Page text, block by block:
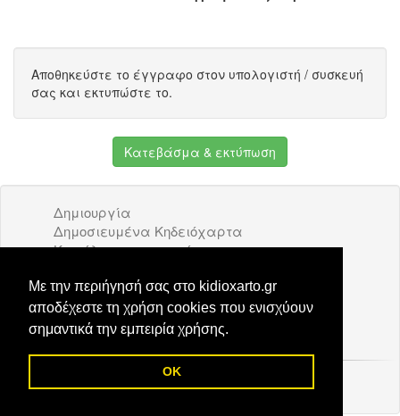
Με την περιήγησή σας στο kidioxarto.gr
αποδέχεστε τη χρήση cookies που ενισχύουν
σημαντικά την εμπειρία χρήσης.
OK
Αποθηκεύστε το έγγραφο στον υπολογιστή / συσκευή
σας και εκτυπώστε το.
Κατεβάσμα & εκτύπωση
Δημιουργία
Δημοσιευμένα Κηδειόχαρτα
Κατάλογος επιχειρήσεων
Διαφήμιση
Επικοινωνία
© 2026 Kidioxarto.gr /Επικοινωνία